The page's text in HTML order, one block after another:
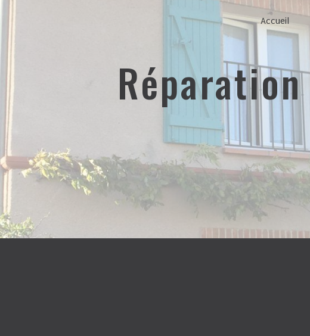
Accueil
réparation toiture fuite Castanet
Panneau de gestion des cookies